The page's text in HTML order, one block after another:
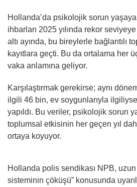
Hollanda’da psikolojik sorun
ihbarları 2025 yılında rekor
altı ayında, bu bireylerle bağlantılı
kayıtlara geçti. Bu da ortalama her
vaka anlamına geliyor.
Karşılaştırmak gerekirse; aynı
ilgili 46 bin, ev soygunlarıyla
yapıldı. Bu veriler, psikolojik sorun
toplumsal etkisinin her geçen yıl
ortaya koyuyor.
Hollanda polis sendikası NPB,
sisteminin çöküşü” konusunda